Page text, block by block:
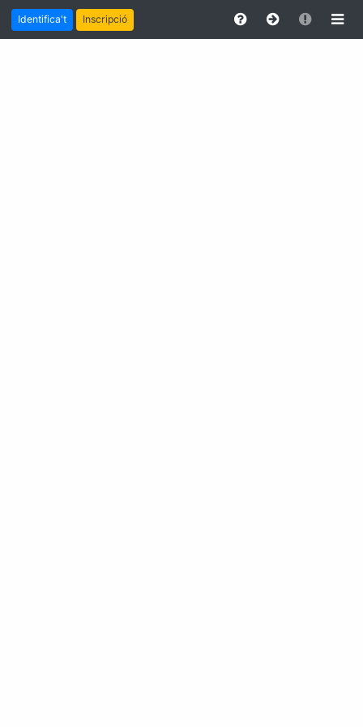
Identifica't Inscripció